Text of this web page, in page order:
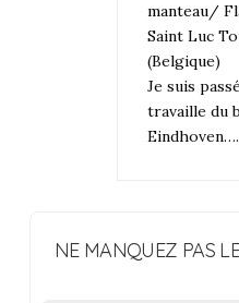
manteau/
Saint Luc
(Belgique)
Je suis
travaille du
Eindhoven….
NE MANQUEZ PAS